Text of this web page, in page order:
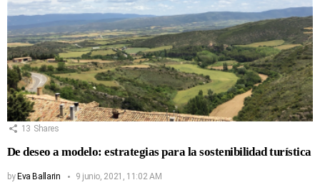
13 Shares
De deseo a modelo: estrategias para la sostenibilidad turística
byEva Ballarin 9 junio, 2021, 11:02 AM